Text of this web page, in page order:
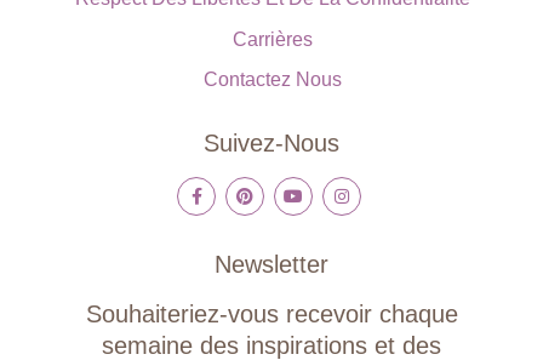
Carrières
Contactez Nous
Suivez-Nous
Newsletter
Souhaiteriez-vous recevoir chaque
semaine des inspirations et des